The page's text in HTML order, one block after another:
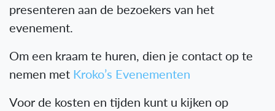
presenteren aan de bezoekers van het
evenement.
Om een kraam te huren, dien je contact op te
nemen met Kroko’s Evenementen
Voor de kosten en tijden kunt u kijken op